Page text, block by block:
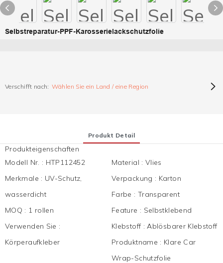
Selbstreparatur-PPF-Karosserielackschutzfolie
Verschifft nach: Wählen Sie ein Land / eine Region
Produkt Detail
Produkteigenschaften
Modell Nr. : HTP112452 Material : Vlies
Merkmale : UV-Schutz,
wasserdicht
Verpackung : Karton
Farbe : Transparent
MOQ : 1 rollen Feature : Selbstklebend
Verwenden Sie :
Körperaufkleber
Klebstoff :Ablösbarer Klebstoff
Produktname : Klare Car
Wrap-Schutzfolie